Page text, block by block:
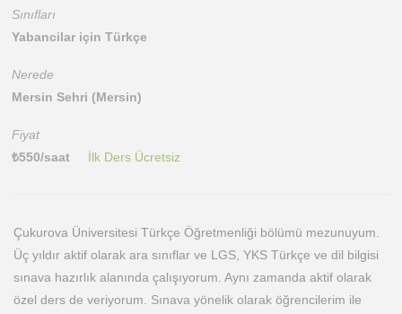
Sınıfları
Yabancilar için Türkçe
Nerede
Mersin Sehri (Mersin)
Fiyat
₺550/saat İlk Ders Ücretsiz
Çukurova Üniversitesi Türkçe Öğretmenliği bölümü mezunuyum.
Üç yıldır aktif olarak ara sınıflar ve LGS, YKS Türkçe ve dil bilgisi
sınava hazırlık alanında çalışıyorum. Aynı zamanda aktif olarak
özel ders de veriyorum. Sınava yönelik olarak öğrencilerim ile